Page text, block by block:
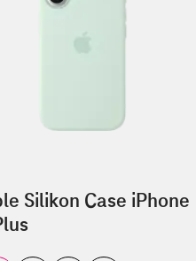
Silikon Case iPhone